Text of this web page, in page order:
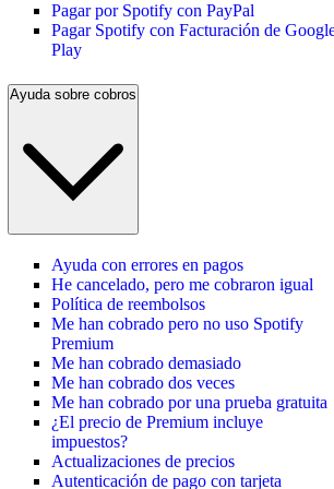
Pagar por Spotify con PayPal
Pagar Spotify con Facturación de
Play
Ayuda sobre cobros
Ayuda con errores en pagos
He cancelado, pero me cobraron igual
Política de reembolsos
Me han cobrado pero no uso Spotify
Premium
Me han cobrado demasiado
Me han cobrado dos veces
Me han cobrado por una prueba gratuita
¿El precio de Premium incluye
impuestos?
Actualizaciones de precios
Autenticación de pago con tarjeta